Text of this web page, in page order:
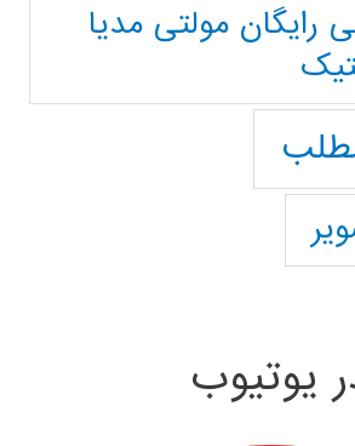
رایگان مولتی مدیا
یوتیوب